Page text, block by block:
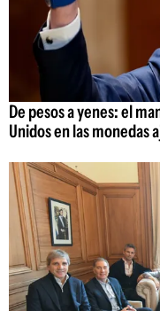
De pesos a yenes: el
Unidos en las monedas